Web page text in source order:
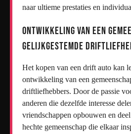
naar ultieme prestaties en
Ontwikkeling van een
gelijkgestemde
Het kopen van een drift auto kan
ontwikkeling van een
driftliefhebbers. Door de passie
anderen die dezelfde interesse
vriendschappen opbouwen en
hechte gemeenschap die elkaar